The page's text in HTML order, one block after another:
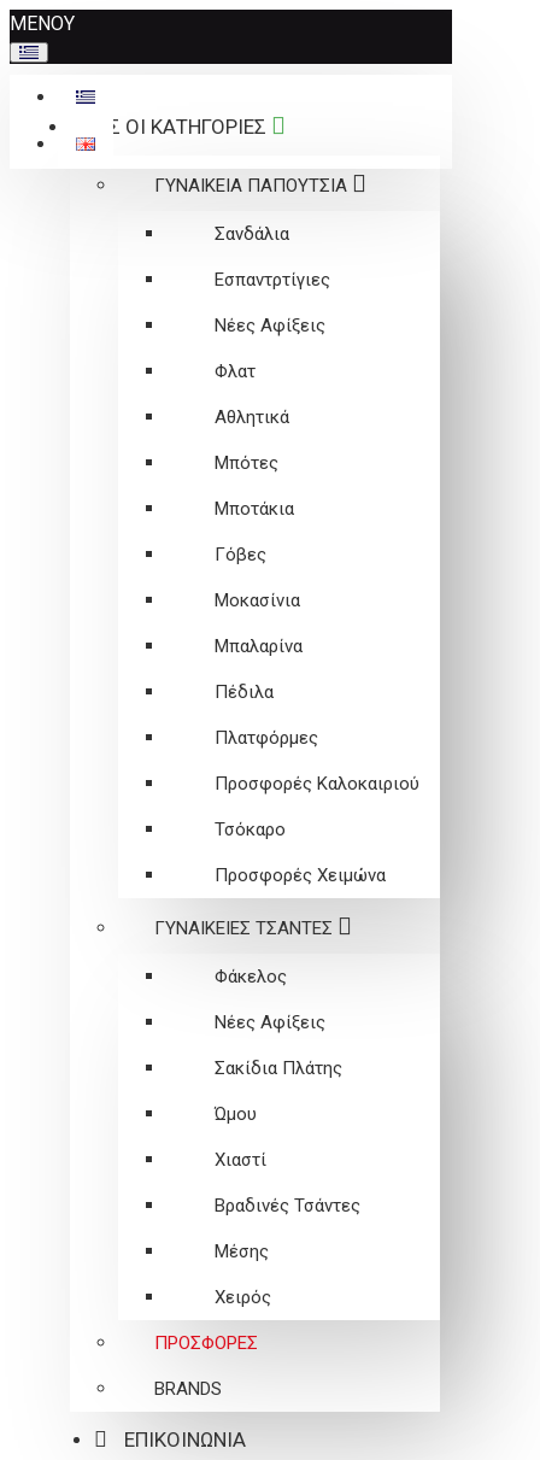
Σημείωση:
Αυτός
ο
ιστότοπος
περιλαμβάνει
ΜΕΝΟΥ
ΟΛΕΣ ΟΙ ΚΑΤΗΓΟΡΙΕΣ
ΓΥΝΑΙΚΕΙΑ ΠΑΠΟΥΤΣΙΑ
Σανδάλια
Εσπαντρτίγιες
Νέες Αφίξεις
Φλατ
Αθλητικά
Μπότες
Μποτάκια
Γόβες
Μοκασίνια
Μπαλαρίνα
Πέδιλα
Πλατφόρμες
Προσφορές Καλοκαιριού
Τσόκαρο
Προσφορές Χειμώνα
ΓΥΝΑΙΚΕΙEΣ ΤΣΑΝΤΕΣ
Φάκελος
Νέες Αφίξεις
Σακίδια Πλάτης
Ώμου
Χιαστί
Βραδινές Τσάντες
Μέσης
Χειρός
ΠΡΟΣΦΟΡΕΣ
BRANDS
ΕΠΙΚΟΙΝΩΝΙΑ